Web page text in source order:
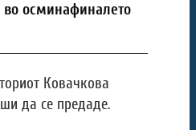
во осминафиналето
Ковачкова
да се предаде.